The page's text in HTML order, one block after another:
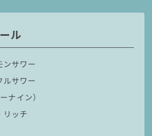
ル
ンサワー
ルサワー
ナイン）
リッチ
ハイの売れ筋ランキングはこちら